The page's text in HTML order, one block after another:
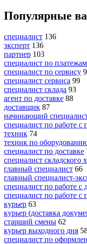
Популярные
специалист 136
эксперт 136
партнер 103
специалист по платежам
специалист по сервису
специалист сервиса 99
специалист склада 93
агент по доставке 88
доставщик 87
начинающий
специалист по работе с
техник 74
техник по
специалист по доставке
специалист складского
главный специалист 66
главный специалист-
специалист по работе с
специалист по работе с
курьер 63
курьер (доставка
старший смены 62
курьер выходного дня
специалист по